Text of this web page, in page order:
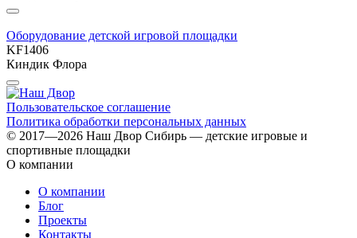
Оборудование детской игровой площадки
KF1406
Киндик Флора
Пользовательское соглашение
Политика обработки персональных данных
© 2017—2026 Наш Двор Сибирь — детские игровые и
спортивные площадки
О компании
О компании
Блог
Проекты
Контакты